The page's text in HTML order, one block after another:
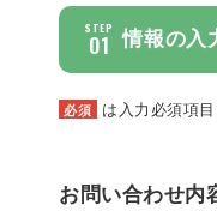
STEP
01 情報の入
必須 は入力必須項目
お問い合わせ内